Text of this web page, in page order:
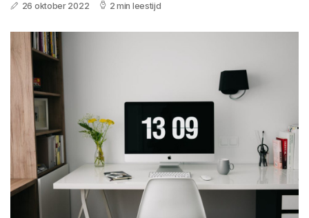
26 oktober 2022 2 min leestijd